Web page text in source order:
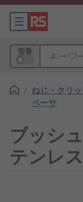
型番
/ ねじ・クリ
ペーサ
ブッシ
テンレス